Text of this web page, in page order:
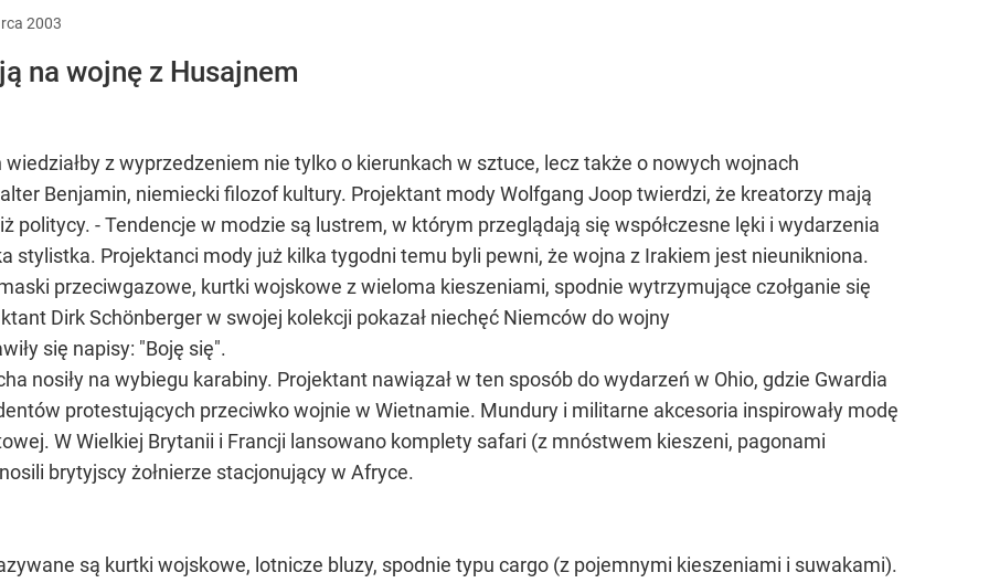
2003
na wojnę z Husajnem
z wyprzedzeniem nie tylko o kierunkach w sztuce, lecz także o nowych wojnach
Benjamin, niemiecki filozof kultury. Projektant mody Wolfgang Joop twierdzi, że kreatorzy mają
politycy. - Tendencje w modzie są lustrem, w którym przeglądają się współczesne lęki i wydarzenia
stylistka. Projektanci mody już kilka tygodni temu byli pewni, że wojna z Irakiem jest nieunikniona.
przeciwgazowe, kurtki wojskowe z wieloma kieszeniami, spodnie wytrzymujące czołganie się
Dirk Schönberger w swojej kolekcji pokazał niechęć Niemców do wojny
się napisy: "Boję się".
nosiły na wybiegu karabiny. Projektant nawiązał w ten sposób do wydarzeń w Ohio, gdzie Gwardia
protestujących przeciwko wojnie w Wietnamie. Mundury i militarne akcesoria inspirowały modę
W Wielkiej Brytanii i Francji lansowano komplety safari (z mnóstwem kieszeni, pagonami
brytyjscy żołnierze stacjonujący w Afryce.
są kurtki wojskowe, lotnicze bluzy, spodnie typu cargo (z pojemnymi kieszeniami i suwakami).